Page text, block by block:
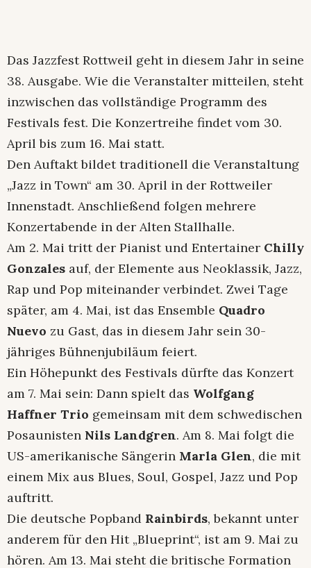
Das Jazzfest Rottweil geht in diesem Jahr in seine
38. Ausgabe. Wie die Veranstalter mitteilen, steht
inzwischen das vollständige Programm des
Festivals fest. Die Konzertreihe findet vom 30.
April bis zum 16. Mai statt.
Den Auftakt bildet traditionell die Veranstaltung
„Jazz in Town“ am 30. April in der Rottweiler
Innenstadt. Anschließend folgen mehrere
Konzertabende in der Alten Stallhalle.
Am 2. Mai tritt der Pianist und Entertainer Chilly
Gonzales auf, der Elemente aus Neoklassik, Jazz,
Rap und Pop miteinander verbindet. Zwei Tage
später, am 4. Mai, ist das Ensemble Quadro
Nuevo zu Gast, das in diesem Jahr sein 30-
jähriges Bühnenjubiläum feiert.
Ein Höhepunkt des Festivals dürfte das Konzert
am 7. Mai sein: Dann spielt das Wolfgang
Haffner Trio gemeinsam mit dem schwedischen
Posaunisten Nils Landgren. Am 8. Mai folgt die
US-amerikanische Sängerin Marla Glen, die mit
einem Mix aus Blues, Soul, Gospel, Jazz und Pop
auftritt.
Die deutsche Popband Rainbirds, bekannt unter
anderem für den Hit „Blueprint“, ist am 9. Mai zu
hören. Am 13. Mai steht die britische Formation